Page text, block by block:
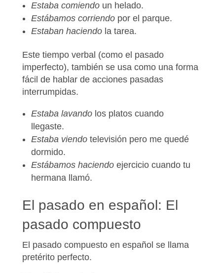
Estaba comiendoun helado.
Estábamos corriendopor el parque.
Estaban haciendola tarea.
Este tiempo verbal (como el pasado
imperfecto), también se usa como una forma
fácil de hablar de acciones pasadas
interrumpidas.
Estaba lavandolos platos cuando
llegaste.
Estaba viendotelevisión pero me quedé
dormido.
Estábamos haciendoejercicio cuando tu
hermana llamó.
El pasado en español: El
pasado compuesto
El pasado compuesto en español se llama
pretérito perfecto.